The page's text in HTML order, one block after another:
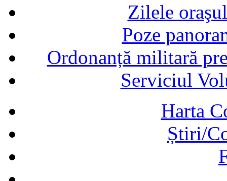
Zilele
Poze
Ordonanță militară
Serviciul
Harta
Știri/